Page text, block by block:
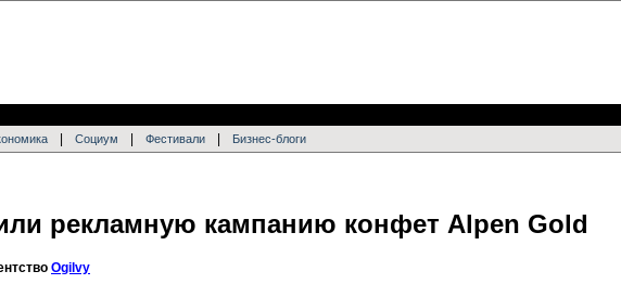
Социум Фестивали Бизнес-блоги
рекламную кампанию конфет Alpen Gold
Ogilvy